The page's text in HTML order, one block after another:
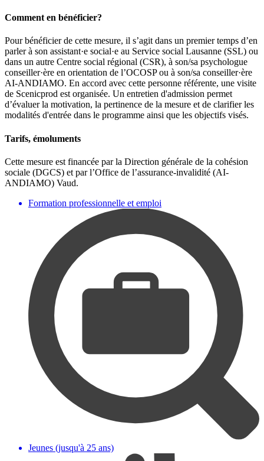
Comment en bénéficier?
Pour bénéficier de cette mesure, il s’agit dans un premier temps d’en
parler à son assistant·e social·e au Service social Lausanne (SSL) ou
dans un autre Centre social régional (CSR), à son/sa psychologue
conseiller·ère en orientation de l’OCOSP ou à son/sa conseiller·ère
AI-ANDIAMO. En accord avec cette personne référente, une visite
de Scenicprod est organisée. Un entretien d'admission permet
d’évaluer la motivation, la pertinence de la mesure et de clarifier les
modalités d'entrée dans le programme ainsi que les objectifs visés.
Tarifs, émoluments
Cette mesure est financée par la Direction générale de la cohésion
sociale (DGCS) et par l’Office de l’assurance-invalidité (AI-
ANDIAMO) Vaud.
Formation professionnelle et emploi
Jeunes (jusqu'à 25 ans)